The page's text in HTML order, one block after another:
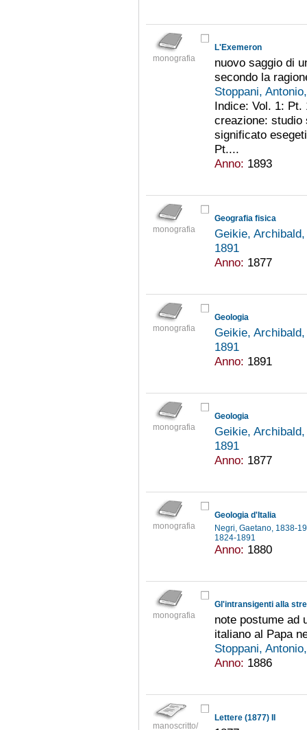
monografia
L'Exemeron
nuovo saggio di
secondo la
Stoppani,
Indice: Vol. 1:
creazione:
significato
Pt....
Anno: 1893
monografia
Geografia fisica
Geikie,
1891
Anno: 1877
monografia
Geologia
Geikie,
1891
Anno: 1891
monografia
Geologia
Geikie,
1891
Anno: 1877
monografia
Geologia d'Italia
Negri, Gaetano, 1838-
1824-1891
Anno: 1880
monografia
Gl'intransigenti alla
note postume ad
italiano al Papa
Stoppani,
Anno: 1886
manoscritto/
Lettere (1877) II